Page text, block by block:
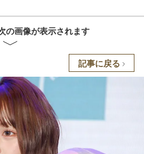
の画像が表示されます
記事に戻る